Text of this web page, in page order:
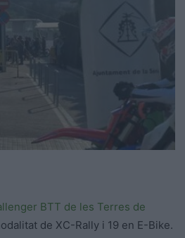
BTT de les Terres de
de XC-Rally i 19 en E-Bike.